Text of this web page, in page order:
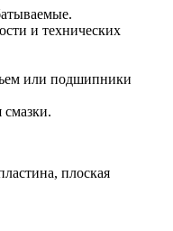
и технических
или подшипники
смазки.
плоская